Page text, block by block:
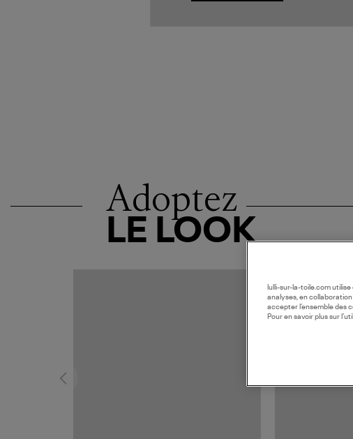
Adoptez
LE LOOK
EXCLUSIVITÉ
lulli-sur-la-toile.com
analyses, en
accepter l’ensemble des
Pour en savoir plus sur